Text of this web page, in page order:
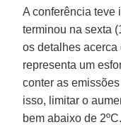
A conferência teve
terminou na sexta
os detalhes
representa um
conter as
isso, limitar o
bem abaixo de 2ºC.